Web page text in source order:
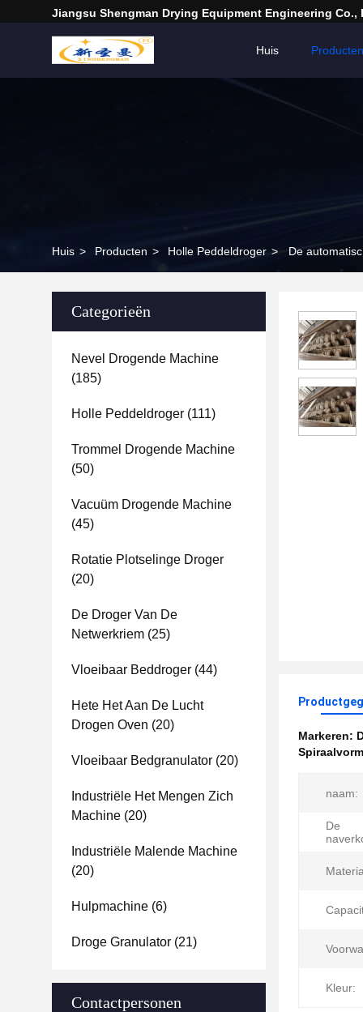
Jiangsu Shengman Drying Equipment Engineering Co.,
Huis Producten
Huis > Producten > Holle Peddeldroger > De
Categorieën
Nevel Drogende Machine
(185)
Holle Peddeldroger (111)
Trommel Drogende Machine
(50)
Vacuüm Drogende Machine
(45)
Rotatie Plotselinge Droger
(20)
De Droger Van De
Netwerkriem (25)
Vloeibaar Beddroger (44)
Hete Het Aan De Lucht
Drogen Oven (20)
Vloeibaar Bedgranulator (20)
Industriële Het Mengen Zich
Machine (20)
Industriële Malende Machine
(20)
Hulpmachine (6)
Droge Granulator (21)
Contactpersonen
Markeren:
naam:
De
Kleur: